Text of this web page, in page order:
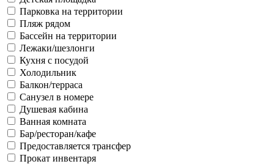
Парковка на территории
Пляж рядом
Бассейн на территории
Лежаки/шезлонги
Кухня с посудой
Холодильник
Балкон/терраса
Санузел в номере
Душевая кабина
Ванная комната
Бар/ресторан/кафе
Предоставляется трансфер
Прокат инвентаря